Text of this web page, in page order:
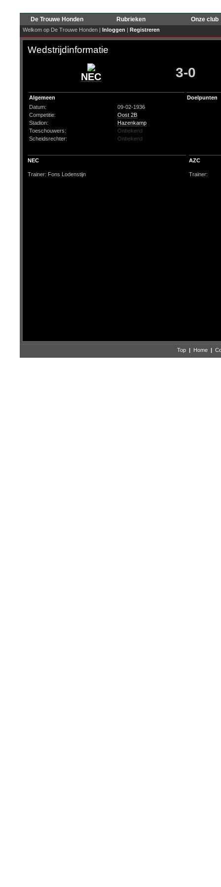
De Trouwe Honden Rubrieken Onze club
Welkom op De Trouwe Honden | Inloggen | Registreren
Wedstrijdinformatie
NEC 3-0
Algemeen
Datum:
09-02-1936
Competitie:
Oost 2B
Stadion:
Hazenkamp
Toeschouwers:
Onbekend
Scheidsrechter:
Onbekend
Doelpunten
NEC AZC
Trainer: Fons Lodenstijn Trainer:
Top | Home |